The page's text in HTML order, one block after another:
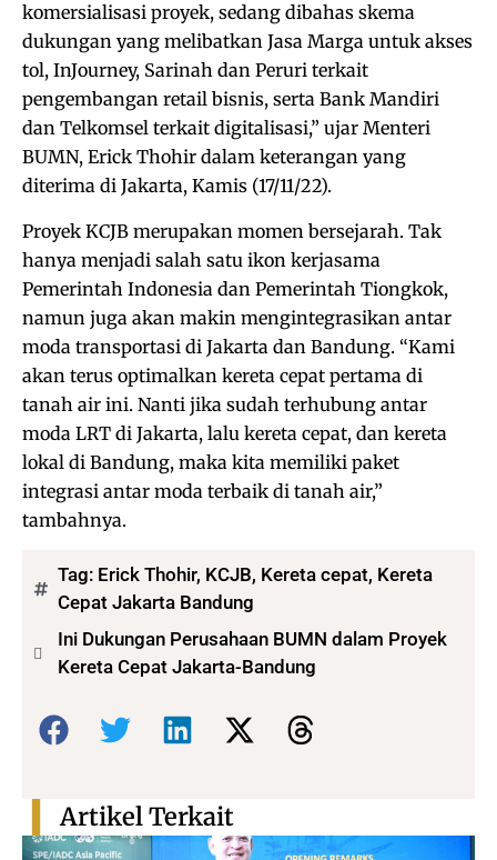
komersialisasi proyek, sedang dibahas skema
dukungan yang melibatkan Jasa Marga untuk akses
tol, InJourney, Sarinah dan Peruri terkait
pengembangan retail bisnis, serta Bank Mandiri
dan Telkomsel terkait digitalisasi,” ujar Menteri
BUMN, Erick Thohir dalam keterangan yang
diterima di Jakarta, Kamis (17/11/22).
Proyek KCJB merupakan momen bersejarah. Tak
hanya menjadi salah satu ikon kerjasama
Pemerintah Indonesia dan Pemerintah Tiongkok,
namun juga akan makin mengintegrasikan antar
moda transportasi di Jakarta dan Bandung. “Kami
akan terus optimalkan kereta cepat pertama di
tanah air ini. Nanti jika sudah terhubung antar
moda LRT di Jakarta, lalu kereta cepat, dan kereta
lokal di Bandung, maka kita memiliki paket
integrasi antar moda terbaik di tanah air,”
tambahnya.
Tag: Erick Thohir, KCJB, Kereta cepat, Kereta
Cepat Jakarta Bandung
Ini Dukungan Perusahaan BUMN dalam Proyek
Kereta Cepat Jakarta-Bandung
Bagikan:
Artikel Terkait